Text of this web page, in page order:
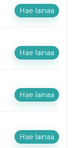
Hae lainaa
Hae lainaa
Hae lainaa
Hae lainaa